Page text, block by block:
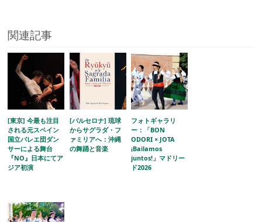
関連記事
[東京] 今最も注目
される元スペイン
国立バレエ団ダン
サーによる舞台
『NO』日本にてア
ジア初演
[バルセロナ] 琉球
からサグラダ・フ
ァミリアへ：沖縄
の舞踊と音楽
フォトギャラリ
ー：「BON
ODORI × JOTA
¡Bailamos
juntos!」マドリー
ド2026